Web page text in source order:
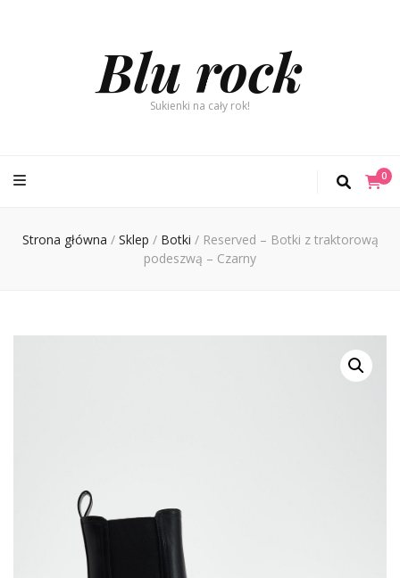
Blu rock
Sukienki na cały rok!
0
Strona główna / Sklep / Botki / Reserved – Botki z traktorową
podeszwą – Czarny